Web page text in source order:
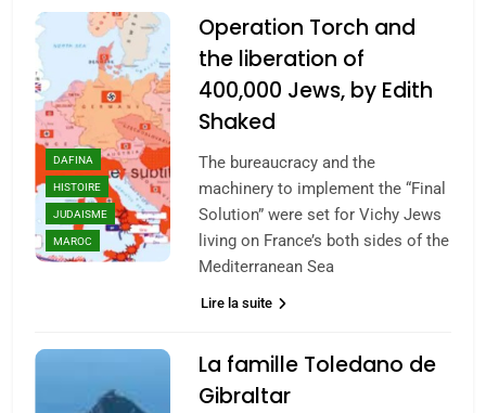
DAFINA
HISTOIRE
JUDAISME
MAROC
Operation Torch and
the liberation of
400,000 Jews, by Edith
Shaked
The bureaucracy and the
machinery to implement the “Final
Solution” were set for Vichy Jews
living on France’s both sides of the
Mediterranean Sea
Lire la suite
La famille Toledano de
Gibraltar
5
2025, l’année la plus
meurtrière selon le
rapport d’ADL contre
l’antisémitisme
FRANCE ISRAÉL
POURQUOI JE REVENDIQUE
MA JUDAÏTE par Thérèse
ISRAÉL JUDAISME